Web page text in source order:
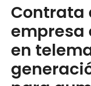
Contrata
empresa
en